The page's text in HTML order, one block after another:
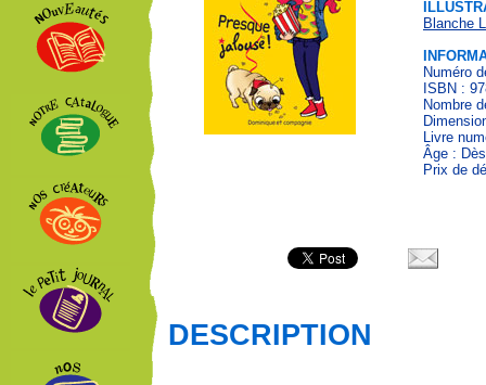
Blanche
Numéro
ISBN :
Nombre
Livre
Âge :
Prix de
DESCRIPTION